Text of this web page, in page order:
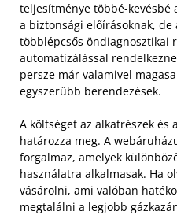
teljesítménye többé-kevésbé
a biztonsági előírásoknak,
többlépcsős öndiagnosztikai
automatizálással
persze már valamivel
egyszerűbb berendezések.
A költséget az alkatrészek és
határozza meg. A
forgalmaz, amelyek
használatra alkalmasak. Ha
vásárolni, ami valóban
megtalálni a legjobb